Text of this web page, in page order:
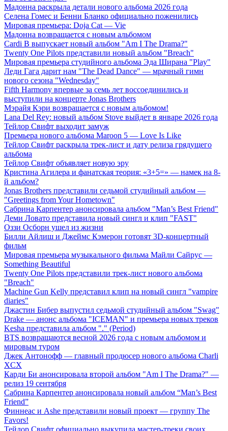
Мадонна раскрыла детали нового альбома 2026 года
Селена Гомес и Бенни Бланко официально поженились
Мировая премьера: Doja Cat — Vie
Мадонна возвращается с новым альбомом
Cardi B выпускает новый альбом "Am I The Drama?"
Twenty One Pilots представили новый альбом "Breach"
Мировая премьера студийного альбома Эда Ширана "Play"
Леди Гага дарит нам "The Dead Dance" — мрачный гимн
нового сезона "Wednesday"
Fifth Harmony впервые за семь лет воссоединились и
выступили на концерте Jonas Brothers
Мэрайя Кэри возвращается с новым альбомом!
Lana Del Rey: новый альбом Stove выйдет в январе 2026 года
Тейлор Свифт выходит замуж
Премьера нового альбома Maroon 5 — Love Is Like
Тейлор Свифт раскрыла трек-лист и дату релиза грядущего
альбома
Тейлор Свифт объявляет новую эру
Кристина Агилера и фанатская теория: «3+5=» — намек на 8-
й альбом?
Jonas Brothers представили седьмой студийный альбом —
"Greetings from Your Hometown"
Сабрина Карпентер анонсировала альбом "Man’s Best Friend"
Деми Ловато представила новый сингл и клип "FAST"
Оззи Осборн ушел из жизни
Билли Айлиш и Джеймс Кэмерон готовят 3D-концертный
фильм
Мировая премьера музыкального фильма Майли Сайрус —
Something Beautiful
Twenty One Pilots представили трек-лист нового альбома
"Breach"
Machine Gun Kelly представил клип на новый сингл "vampire
diaries"
Джастин Бибер выпустил седьмой студийный альбом "Swag"
Drake — анонс альбома "ICEMAN" и премьера новых треков
Kesha представила альбом "." (Period)
BTS возвращаются весной 2026 года с новым альбомом и
мировым туром
Джек Антонофф — главный продюсер нового альбома Charli
XCX
Карди Би анонсировала второй альбом "Am I The Drama?" —
релиз 19 сентября
Сабрина Карпентер анонсировала новый альбом “Man’s Best
Friend”
Финнеас и Ashe представили новый проект — группу The
Favors!
Тейлор Свифт официально выкупила мастер-треки своих